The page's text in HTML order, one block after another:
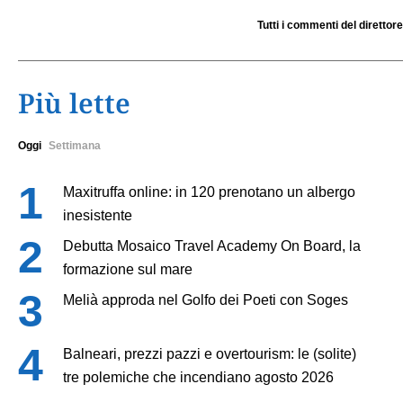
Tutti i commenti del direttore
Più lette
Oggi Settimana
Maxitruffa online: in 120 prenotano un albergo
inesistente
Debutta Mosaico Travel Academy On Board, la
formazione sul mare
Melià approda nel Golfo dei Poeti con Soges
Balneari, prezzi pazzi e overtourism: le (solite)
tre polemiche che incendiano agosto 2026